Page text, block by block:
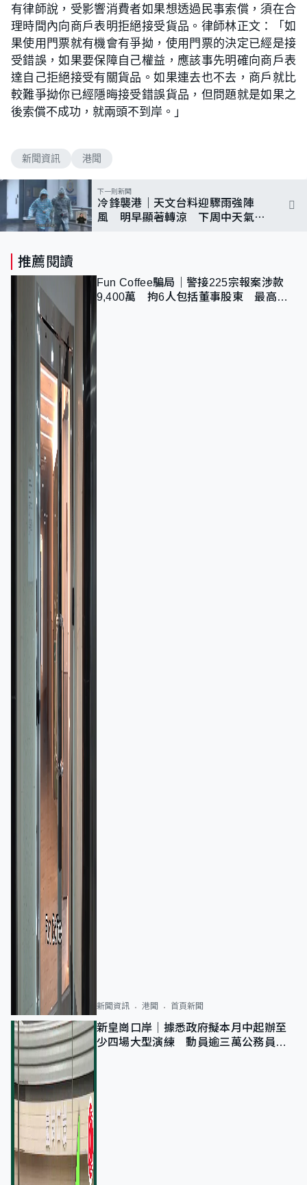
有律師說，受影響消費者如果想透過民事索償，須在合
理時間內向商戶表明拒絕接受貨品。律師林正文：「如
果使用門票就有機會有爭拗，使用門票的決定已經是接
受錯誤，如果要保障自己權益，應該事先明確向商戶表
達自己拒絕接受有關貨品。如果連去也不去，商戶就比
較難爭拗你已經隱晦接受錯誤貨品，但問題就是如果之
後索償不成功，就兩頭不到岸。」
新聞資訊 港聞
下一則新聞
冷鋒襲港｜天文台料迎驟雨強陣
風 明早顯著轉涼 下周中天氣潮
推薦閱讀
Fun Coffee騙局｜警接225宗報案涉款
9,400萬 拘6人包括董事股東 最高金
新聞資訊 港聞 首頁新聞
新皇崗口岸｜據悉政府擬本月中起辦至
少四場大型演練 動員逾三萬公務員人